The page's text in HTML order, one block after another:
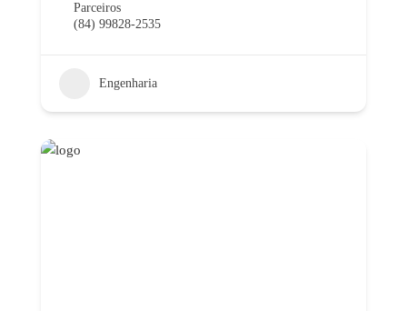
Parceiros
(84) 99828-2535
Engenharia